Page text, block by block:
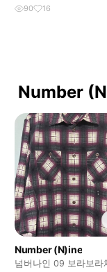
90 16
Number
Number (N)ine
넘버나인 09 보라보라